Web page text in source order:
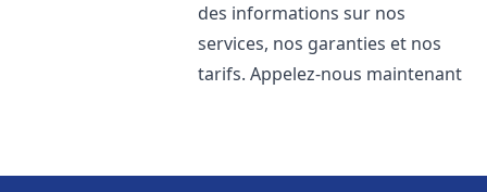
des informations sur nos
services, nos garanties et nos
tarifs. Appelez-nous maintenant